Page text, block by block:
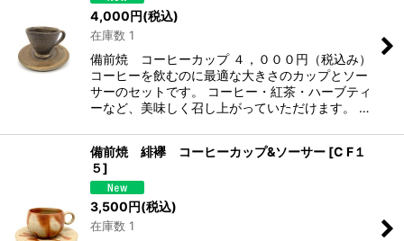
4,000円(税込)
在庫数 1
備前焼 コーヒーカップ ４，０００円（税込み）
コーヒーを飲むのに最適な大きさのカップとソー
サーのセットです。 コーヒー・紅茶・ハーブティ
ーなど、美味しく召し上がっていただけます。 …
備前焼 緋襷 コーヒーカップ&ソーサー [C F１
５]
3,500円(税込)
在庫数 1